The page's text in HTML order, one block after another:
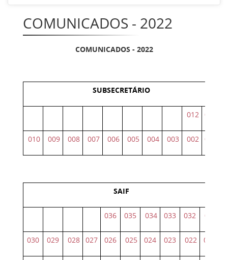
COMUNICADOS - 2022
COMUNICADOS - 2022
SUBSECRETÁRIO
012 011
010 009 008 007 006 005 004 003 002 001
SAIF
036 035 034 033 032 031
030 029 028 027 026 025 024 023 022 021